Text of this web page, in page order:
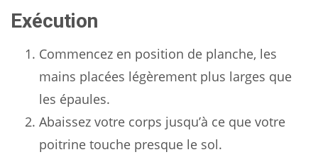
Exécution
Commencez en position de planche, les
mains placées légèrement plus larges que
les épaules.
Abaissez votre corps jusqu’à ce que votre
poitrine touche presque le sol.